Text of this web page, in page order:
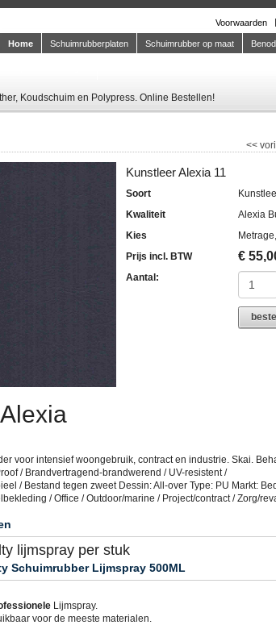
Voorwaarden
Koudschuim en Polypress. Online Bestellen!
Home Schuimrubberplaten Schuimrubber op maat
<<
Kunstleer Alexia 11
Soort
Kwaliteit
Alexia
Kies
Prijs incl. BTW
€
Aantal:
bestel
voor intensief woongebruik, contract en industrie. Skai.
/ Brandvertragend-brandwerend / UV-resistent /
/ Bestand tegen zweet Dessin: All-over Type: PU Markt:
/ Office / Outdoor/marine / Project/contract / Zorg/
lijmspray per stuk
Schuimrubber Lijmspray 500ML
Lijmspray.
voor de meeste materialen.